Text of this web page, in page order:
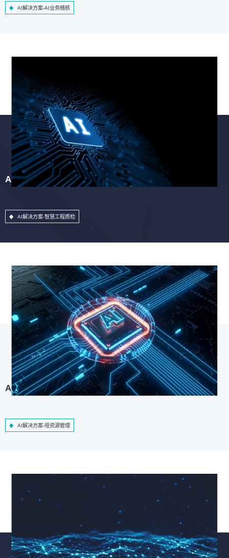
AI解决方案-AI业务稽核
AI解决方案-智慧工程质检
AI解决方案-智慧工程质检
AI解决方案-哑资源管理
AI解决方案-哑资源管理